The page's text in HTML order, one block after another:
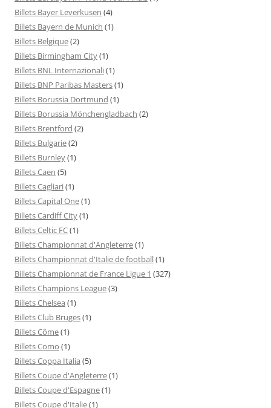
Billets Bayer Leverkusen (4)
Billets Bayern de Munich (1)
Billets Belgique(2)
Billets Birmingham City(1)
Billets BNL Internazionali(1)
Billets BNP Paribas Masters(1)
Billets Borussia Dortmund (1)
Billets Borussia Mönchengladbach (2)
Billets Brentford (2)
Billets Bulgarie(2)
Billets Burnley(1)
Billets Caen (5)
Billets Cagliari(1)
Billets Capital One(1)
Billets Cardiff City(1)
Billets Celtic FC(1)
Billets Championnat d'Angleterre(1)
Billets Championnat d'Italie de football(1)
Billets Championnat de France Ligue 1 (327)
Billets Champions League(3)
Billets Chelsea (1)
Billets Club Bruges(1)
Billets Côme(1)
Billets Como (1)
Billets Coppa Italia (5)
Billets Coupe d'Angleterre(1)
Billets Coupe d'Espagne(1)
Billets Coupe d'Italie(1)